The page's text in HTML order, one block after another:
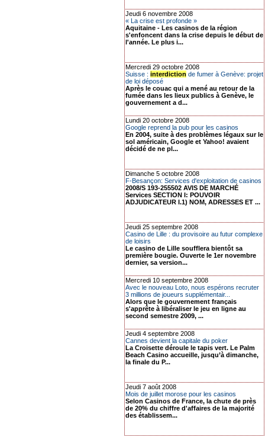
Jeudi 6 novembre 2008
« La crise est profonde »
Aquitaine - Les casinos de la région
s'enfoncent dans la crise depuis le début de
l'année. Le plus i...
Mercredi 29 octobre 2008
Suisse : interdiction de fumer à Genève: projet
de loi déposé
Après le couac qui a mené au retour de la
fumée dans les lieux publics à Genève, le
gouvernement a d...
Lundi 20 octobre 2008
Google reprend la pub pour les casinos
En 2004, suite à des problèmes légaux sur le
sol américain, Google et Yahoo! avaient
décidé de ne pl...
Dimanche 5 octobre 2008
F-Besançon: Services d'exploitation de casinos
2008/S 193-255502 AVIS DE MARCHÉ
Services SECTION I: POUVOIR
ADJUDICATEUR I.1) NOM, ADRESSES ET ...
Jeudi 25 septembre 2008
Casino de Lille : du provisoire au futur complexe
de loisirs
Le casino de Lille soufflera bientôt sa
première bougie. Ouverte le 1er novembre
dernier, sa version...
Mercredi 10 septembre 2008
Avec le nouveau Loto, nous espérons recruter
3 millions de joueurs supplémentair...
Alors que le gouvernement français
s'apprête à libéraliser le jeu en ligne au
second semestre 2009, ...
Jeudi 4 septembre 2008
Cannes devient la capitale du poker
La Croisette déroule le tapis vert. Le Palm
Beach Casino accueille, jusqu’à dimanche,
la finale du P...
Jeudi 7 août 2008
Mois de juillet morose pour les casinos
Selon Casinos de France, la chute de près
de 20% du chiffre d'affaires de la majorité
des établissem...